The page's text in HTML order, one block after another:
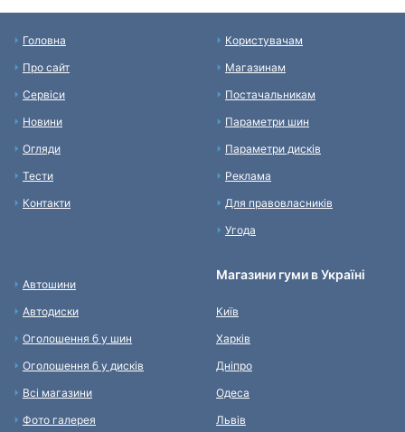
Головна
Про сайт
Сервіси
Новини
Огляди
Тести
Контакти
Користувачам
Магазинам
Постачальникам
Параметри шин
Параметри дисків
Реклама
Для правовласників
Угода
Автошини
Автодиски
Оголошення б у шин
Оголошення б у дисків
Всі магазини
Фото галерея
Магазини гуми в Україні
Київ
Харків
Дніпро
Одеса
Львів